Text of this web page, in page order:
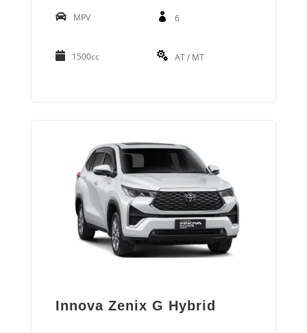
MPV 6
1500cc AT / MT
Innova Zenix G Hybrid